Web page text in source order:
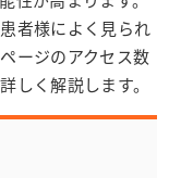
者様によく見られ
ージのアクセス数
しく解説します。